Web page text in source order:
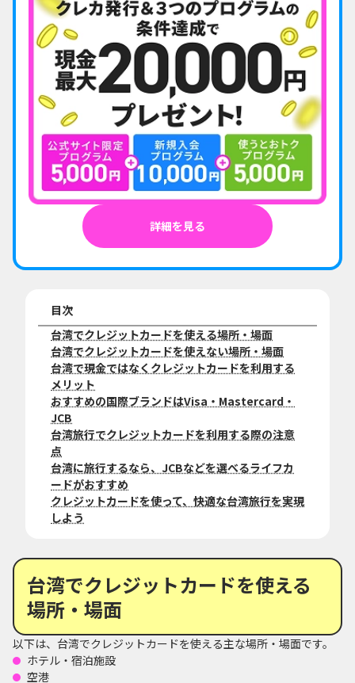
詳細を見る
目次
台湾でクレジットカードを使える場所・場面
台湾でクレジットカードを使えない場所・場面
台湾で現金ではなくクレジットカードを利用する
メリット
おすすめの国際ブランドはVisa・Mastercard・
JCB
台湾旅行でクレジットカードを利用する際の注意
点
台湾に旅行するなら、JCBなどを選べるライフカ
ードがおすすめ
クレジットカードを使って、快適な台湾旅行を実現
しよう
台湾でクレジットカードを使える
場所・場面
以下は、台湾でクレジットカードを使える主な場所・場面です。
ホテル・宿泊施設
空港